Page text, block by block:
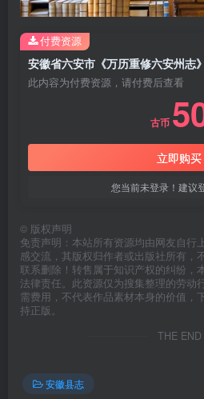
此内容为付费资源，请付费后查看
古币
立即购买
您当前未登录！建议
付费资源
© 版权声明
免责声明：本站所有资源均由网友自行
感交流，其版权归作者或出版社所有，
联系删除！转售属于知识产权的纠纷，
法律责任。此资源仅为搜集整理的劳动
需费用，不代表作品素材本身的价值，
持正版。
THE END
安徽县志